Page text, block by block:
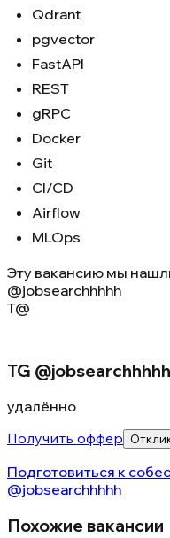
Qdrant
pgvector
FastAPI
REST
gRPC
Docker
Git
CI/CD
Airflow
MLOps
Эту вакансию мы
@jobsearchhhhh
T@
TG @jobsearchhhhh
удалённо
Получить оффер
Подготовиться к
@jobsearchhhhh
Похожие вакансии